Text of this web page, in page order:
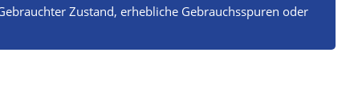
Zustand, erhebliche Gebrauchsspuren oder